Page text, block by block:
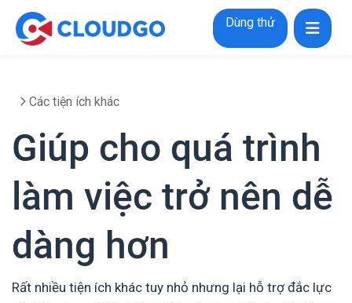
Dùng thử
Các tiện ích khác
Giúp cho quá trình
làm việc trở nên dễ
dàng hơn
Rất nhiều tiện ích khác tuy nhỏ nhưng lại hỗ trợ đắc lực